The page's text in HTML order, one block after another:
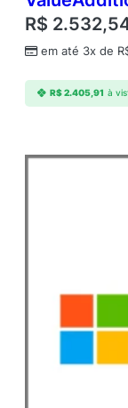
R$
em até 3x de
R$2.405,91 à